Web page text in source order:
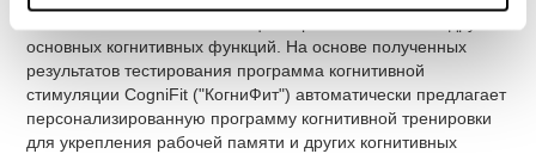
основных когнитивных функций. На основе полученных
результатов тестирования программа когнитивной
стимуляции CogniFit ("КогниФит") автоматически предлагает
персонализированную программу когнитивной тренировки
для укрепления рабочей памяти и других когнитивных